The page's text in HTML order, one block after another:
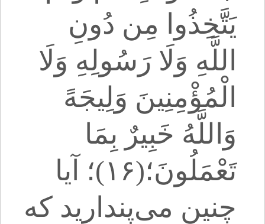
یَتَّخِذُوا مِن دُونِ
اللَّهِ وَلَا رَسُولِهِ وَلَا
الْمُؤْمِنِینَ وَلِیجَهً
وَاللَّهُ خَبِیرٌ بِمَا
تَعْمَلُونَ؛(۱۶)؛ آیا
چنین می‌پندارید که